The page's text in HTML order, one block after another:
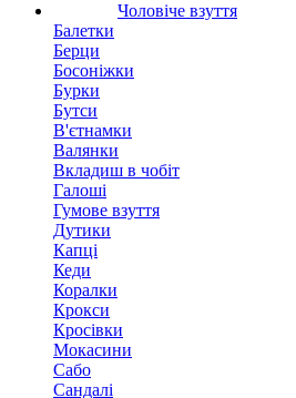
Чоловіче взуття
Балетки
Берци
Босоніжки
Бурки
Бутси
В'єтнамки
Валянки
Вкладиш в чобіт
Галоші
Гумове взуття
Дутики
Капці
Кеди
Коралки
Крокси
Кросівки
Мокасини
Сабо
Сандалі